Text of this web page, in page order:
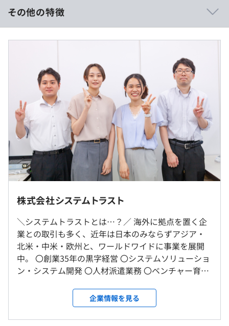
の特徴です。グループ会社を含めると100名規模となりま
すが、個々の意見や希望を尊重し、風通しのよい職場環境
を大切にしています。
■エンジニアの希望に応じた柔軟なキャリアパス
当社では、エンジニアひとりひとりの希望に合わせて案件
をお任せします。さまざまなプログラミング言語やプロジ
ェクトに携わりたい方、特定のスキルを究めたい方、新し
い技術に挑戦したい方、プライベートを重視したい方な
ど、多様なニーズに対応しています。下流から上流工程へ
のステップアップも積極的に支援！エンジニアが着実にキ
ャリアを築ける環境を整えています。
■エンジニアが成長できる環境を用意
社員の成長を最優先に考え、スキルアップやキャリアアッ
への挑戦や、経験を積む機会を提供し、エンジニアが成長
できる環境づくりに力を注いでいます。
▼機器メーカー
・勤怠管理システム
・就業管理システム
東京都内のクライアント先にて勤務
＜雇入時＞
お客様先または東京事務所
＜変更範囲＞
会社の定める場所
※将来的に関東圏（神奈川、東京、千葉）の客先配属にな
■想定年収約600万円～1000万円
月給528,000円～836,000円
※月給額には、一律支給の手当（5,000円～40,000円）を
※残業は別途全額支給
【モデル年収】
■25〜29歳：400〜550万円
■30〜34歳：450〜600万円
■35〜39歳：450〜850万円
9：00～18：00 （所定労働時間：8時間0分）
休憩時間：12：00～12：45（45分）
平均残業時間：平均10h程度／月
その他の特徴
株式会社システムトラスト
＼システムトラストとは…？／ 海外に拠点を置く企
業との取引も多く、近年は日本のみならずアジア・
北米・中米・欧州と、ワールドワイドに事業を展開
中。 〇創業35年の黒字経営 〇システムソリューショ
ン・システム開発 〇人材派遣業務 〇ベンチャー育成
(CBTPlus・SmartView) ★「変化に対応できる者が生
き残る」がモットー★ 現在は社内受託事業を拡大
し、 企業コンサルを包括的に取り組む少数精鋭集団
企業情報を見る